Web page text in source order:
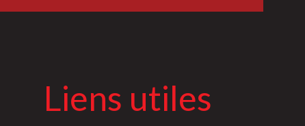
Liens utiles